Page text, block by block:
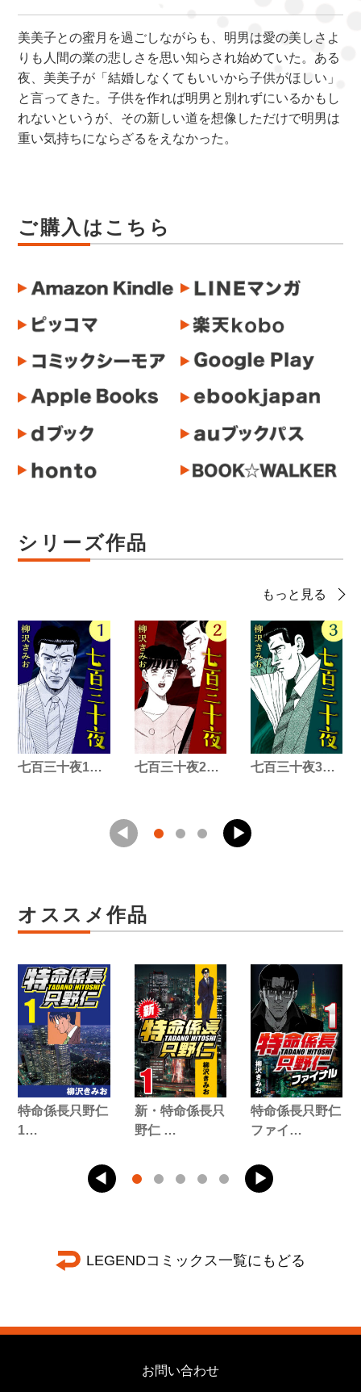
美美子との蜜月を過ごしながらも、明男は愛の美しさよ
りも人間の業の悲しさを思い知らされ始めていた。ある
夜、美美子が「結婚しなくてもいいから子供がほしい」
と言ってきた。子供を作れば明男と別れずにいるかもし
れないというが、その新しい道を想像しただけで明男は
重い気持ちにならざるをえなかった。
ご購入はこちら
シリーズ作品
もっと見る
七百三十夜1… 七百三十夜2… 七百三十夜3…
オススメ作品
特命係長只野仁
1…
新・特命係長只
野仁 …
特命係長只野仁
ファイ…
LEGENDコミックス一覧にもどる
お問い合わせ